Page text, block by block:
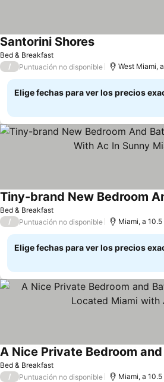
Bed & Breakfast
Santorini Shores
/ Puntuación no disponible West Miami,
Elige fechas para ver los precios
Bed & Breakfast
/ Puntuación no disponible Miami, a
Elige fechas para ver los precios
Bed & Breakfast
/ Puntuación no disponible Miami, a